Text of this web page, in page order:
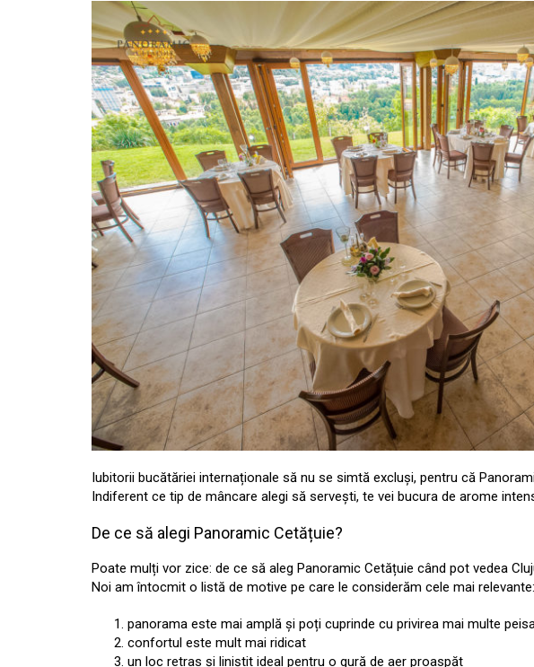
Iubitorii bucătăriei internaționale să nu se simtă excluși, pentru că
Indiferent ce tip de mâncare alegi să servești, te vei bucura de arome
De ce să alegi Panoramic Cetățuie?
Poate mulți vor zice: de ce să aleg Panoramic Cetățuie când pot vedea
Noi am întocmit o listă de motive pe care le considerăm cele mai relevante:
panorama este mai amplă și poți cuprinde cu privirea mai multe
confortul este mult mai ridicat
un loc retras și liniștit ideal pentru o gură de aer proaspăt